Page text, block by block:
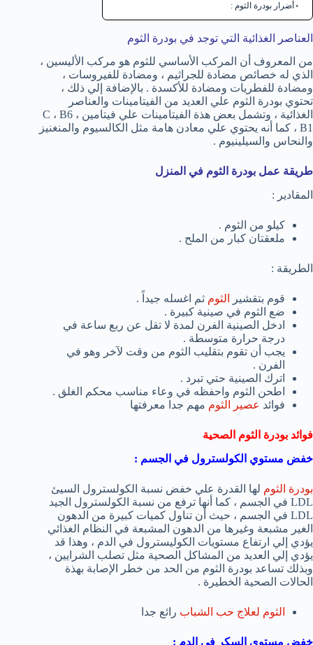
أضرار بودرة الثوم :
العناصر الغذائية التي توجد في بودرة الثوم
من المعروف أن المركب الأساسي للثوم هو مركب الأليسين ،
الذي له خصائص مضادة للجراثيم ، ومضادة للفيروسات ،
ومضادة للفطريات ومضادة للأكسدة . بالإضافة إلي ذلك ،
تحتوي بودرة الثوم علي العديد من الفيتامينات والعناصر
الغذائية ، وتشمل بعض هذة الفيتامينات علي فيتامين C ، B6 ،
B1 ، كما أنه يحتوي علي معادن هامة مثل الكالسيوم والمنغنيز
والنحاس والسيلينيوم .
طريقة عمل بودرة الثوم في المنزل
المقادير :
كيلو من الثوم .
ملعقتان كبار من الملح .
الطريقة :
قوم بتقشير الثوم ثم اغسله جيداً .
ضع الثوم في صينية كبيرة .
ادخل الصينية الفرن لمدة لا تقل عن ربع ساعة في
درجة حرارة متوسطة .
يجب أن تقوم بتقليب الثوم من وقت لآخر وهو في
الفرن .
اترك الصينية حتي تبرد .
اطحن الثوم واحفظه في وعاء مناسب محكم الغلق .
فوائد عصير الثوم مهم جدا معرفتها
فوائد بودرة الثوم الصحية
خفض مستوي الكولسترول في الجسم :
بودرة الثوم لها القدرة علي خفض نسبة الكولسترول السيئ
LDL في الجسم ، كما أنها ترفع من نسبة الكولسترول الجيد
LDL في الجسم ، حيث أن تناول كميات كبيرة من الدهون
الغير مشبعة وغيرها من الدهون المشبعة في النظام الغذائي
يؤدي إلي ارتفاع مستويات الكوليسترول في الدم ، وهذا قد
يؤدي إلي العديد من المشاكل الصحية مثل تصلب الشرايين ،
وبذلك تساعد بودرة الثوم من الحد من خطر الإصابة بهذة
الحالات الصحية الخطيرة .
الثوم لعلاج حب الشباب رائع جدا
خفض مستوي السكر في الدم :